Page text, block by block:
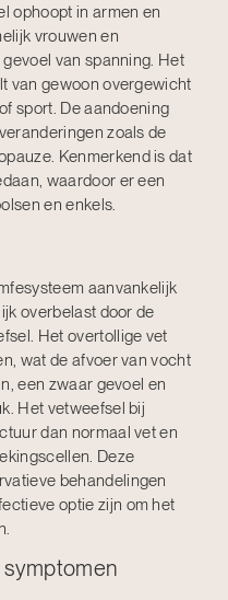
ophoopt in armen en
vrouwen en
van spanning. Het
van gewoon overgewicht
sport. De aandoening
zoals de
Kenmerkend is dat
waardoor er een
en enkels.
aanvankelijk
overbelast door de
Het overtollige vet
wat de afvoer van vocht
een zwaar gevoel en
Het vetweefsel bij
dan normaal vet en
Deze
behandelingen
optie zijn om het